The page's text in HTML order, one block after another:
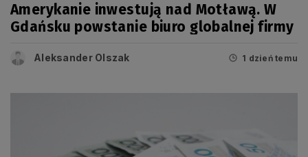
Amerykanie inwestują nad Motławą. W
Gdańsku powstanie biuro globalnej firmy
Aleksander Olszak 1 dzień temu